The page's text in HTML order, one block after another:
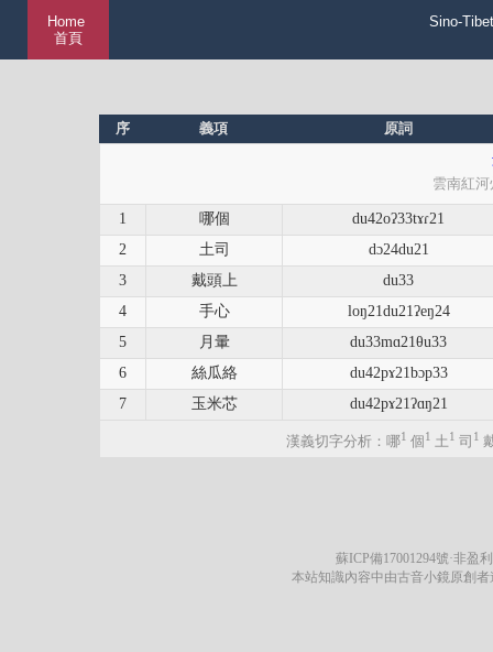
Home
首頁
Sino-
序 義項 原詞
雲南紅
1 哪個
du42oʔ33tɤɾ21
2
土司
dɔ24du21
3
戴頭上
du33
4
手心
loŋ21du21ʔeŋ24
5
月暈
du33mɑ21θu33
6
絲瓜絡
du42pɤ21bɔp33
7
玉米芯 du42pɤ21ʔɑŋ21
漢義切字分析：哪1 個1 土1 司 1
蘇ICP備17001294號·非盈
本站知識內容中由古音小鏡原創